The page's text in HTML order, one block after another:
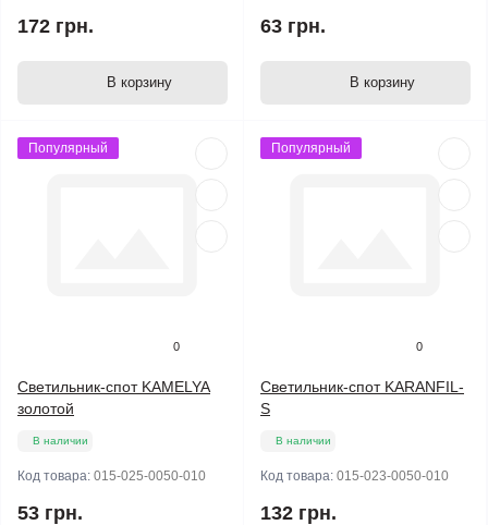
172 грн.
В корзину
63 грн.
В корзину
Популярный
0
Светильник-спот KAMELYA
золотой
В наличии
Код товара: 015-025-0050-010
53 грн.
Популярный
0
Светильник-спот KARANFIL-
S
В наличии
Код товара: 015-023-0050-010
132 грн.